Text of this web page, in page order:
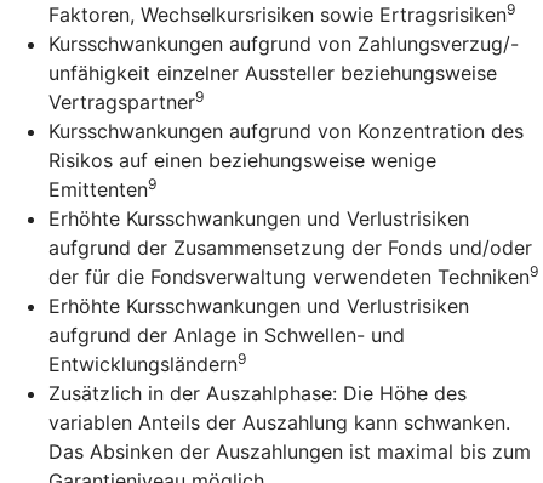
Faktoren, Wechselkursrisiken sowie Ertragsrisiken9
Kursschwankungen aufgrund von Zahlungsverzug/-
unfähigkeit einzelner Aussteller beziehungsweise
Vertragspartner9
Kursschwankungen aufgrund von Konzentration des
Risikos auf einen beziehungsweise wenige
Emittenten9
Erhöhte Kursschwankungen und Verlustrisiken
aufgrund der Zusammensetzung der Fonds und/oder
der für die Fondsverwaltung verwendeten Techniken9
Erhöhte Kursschwankungen und Verlustrisiken
aufgrund der Anlage in Schwellen- und
Entwicklungsländern9
Zusätzlich in der Auszahlphase: Die Höhe des
variablen Anteils der Auszahlung kann schwanken.
Das Absinken der Auszahlungen ist maximal bis zum